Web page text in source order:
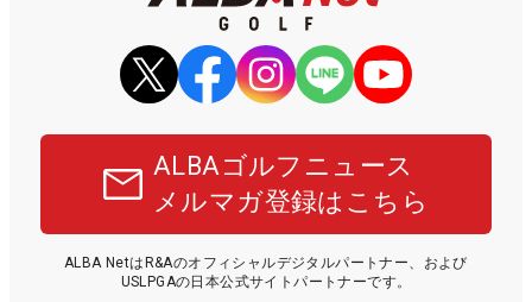
ALBAゴルフニュース
メルマガ登録はこちら
ALBA NetはR&Aのオフィシャルデジタルパートナー、および
USLPGAの日本公式サイトパートナーです。